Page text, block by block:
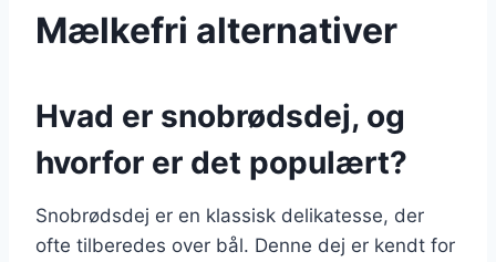
Mælkefri alternativer
Hvad er snobrødsdej, og
hvorfor er det populært?
Snobrødsdej er en klassisk delikatesse, der
ofte tilberedes over bål. Denne dej er kendt for